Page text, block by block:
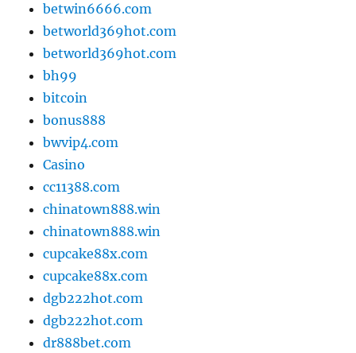
betwin6666.com
betworld369hot.com
betworld369hot.com
bh99
bitcoin
bonus888
bwvip4.com
Casino
cc11388.com
chinatown888.win
chinatown888.win
cupcake88x.com
cupcake88x.com
dgb222hot.com
dgb222hot.com
dr888bet.com